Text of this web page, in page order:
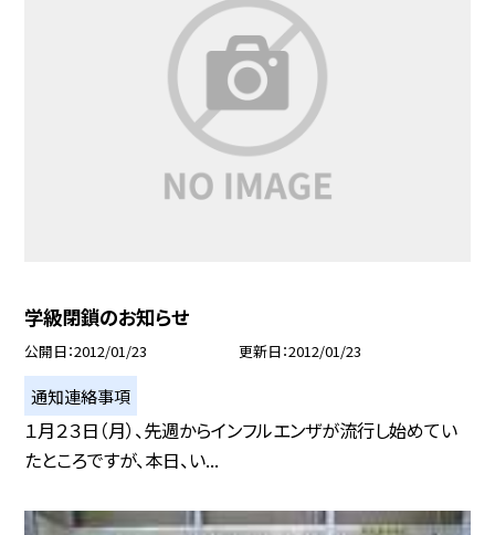
学級閉鎖のお知らせ
公開日 2012/01/23 更新日 2012/01/23
通知連絡事項
１月２３日（月）、先週からインフルエンザが流行し始めてい
たところですが、本日、い...